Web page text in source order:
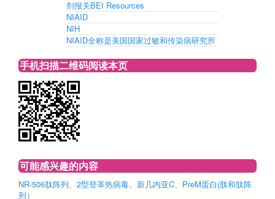
剂报关BEI Resources
NIAID
NIH
NIAID全称是美国国家过敏和传染病研究所
手机扫描二维码阅读本页
可能感兴趣的内容
NR-506肽阵列、2型登革热病毒、新几内亚C、PreM蛋白(肽和肽阵
列）